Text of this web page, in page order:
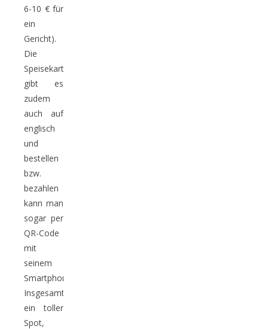
6-10 € für
ein
Gericht).
Die
Speisekarte
gibt es
zudem
auch auf
englisch
und
bestellen
bzw.
bezahlen
kann man
sogar per
QR-Code
mit
seinem
Smartphone.
Insgesamt
ein toller
Spot,